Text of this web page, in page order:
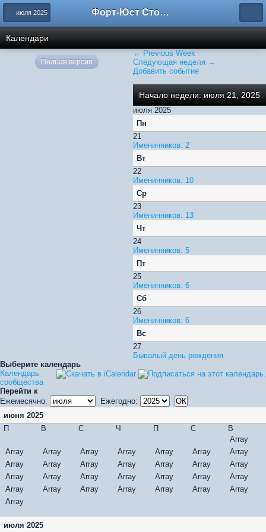
← июля 2025 Форт-Юст Столица
Календари
← Previous Week
Следующая неделя →
Добавить событие
Начало недели: июля 21, 2025
июля 2025
Пн
21
Именинников: 2
Вт
22
Именинников: 10
Ср
23
Именинников: 13
Чт
24
Именинников: 5
Пт
25
Именинников: 6
Сб
26
Именинников: 6
Вс
27
Бывалый день рождения
Выберите календарь
Календарь
сообщества
Перейти к
Ежемесячно:
Ежегодно:
июня 2025
П
В С Ч П С
В
Array
Array
Array Array Array Array Array
Array
Array
Array Array Array Array Array
Array
Array
Array Array Array Array Array
Array
Array
Array Array Array Array Array
Array
Array
июля 2025
Полная версия